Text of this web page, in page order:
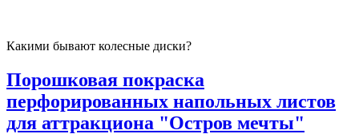
Какими бывают колесные диски?
Порошковая покраска
перфорированных напольных листов
для аттракциона "Остров мечты"